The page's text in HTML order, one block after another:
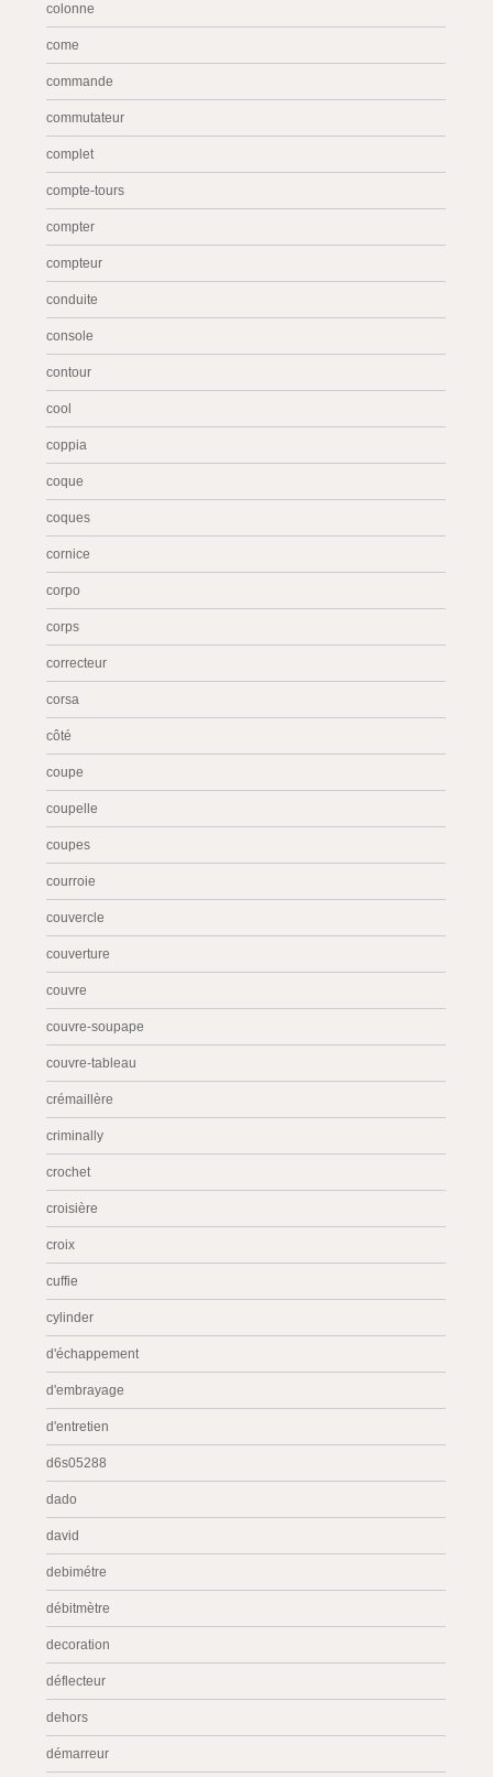
colonne
come
commande
commutateur
complet
compte-tours
compter
compteur
conduite
console
contour
cool
coppia
coque
coques
cornice
corpo
corps
correcteur
corsa
côté
coupe
coupelle
coupes
courroie
couvercle
couverture
couvre
couvre-soupape
couvre-tableau
crémaillère
criminally
crochet
croisière
croix
cuffie
cylinder
d'échappement
d'embrayage
d'entretien
d6s05288
dado
david
debimétre
débitmètre
decoration
déflecteur
dehors
démarreur